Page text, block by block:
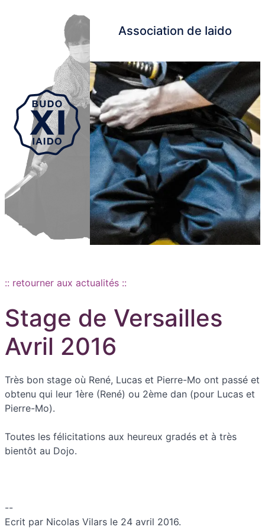
Association de Iaido
:: retourner aux actualités ::
Stage de Versailles
Avril 2016
Très bon stage où René, Lucas et Pierre-Mo ont passé et
obtenu qui leur 1ère (René) ou 2ème dan (pour Lucas et
Pierre-Mo).
Toutes les félicitations aux heureux gradés et à très
bientôt au Dojo.
--
Ecrit par Nicolas Vilars le 24 avril 2016.